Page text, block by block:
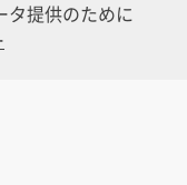
タ提供のために